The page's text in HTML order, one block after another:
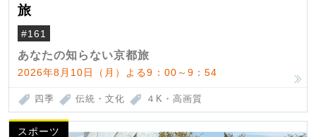
旅
#161
あなたの知らない京都旅
2026年8月10日（月）よる9：00～9：54
四季 伝統・文化 ４K・高画質
スポーツ